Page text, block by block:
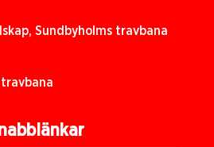
Sundbyholms travbana